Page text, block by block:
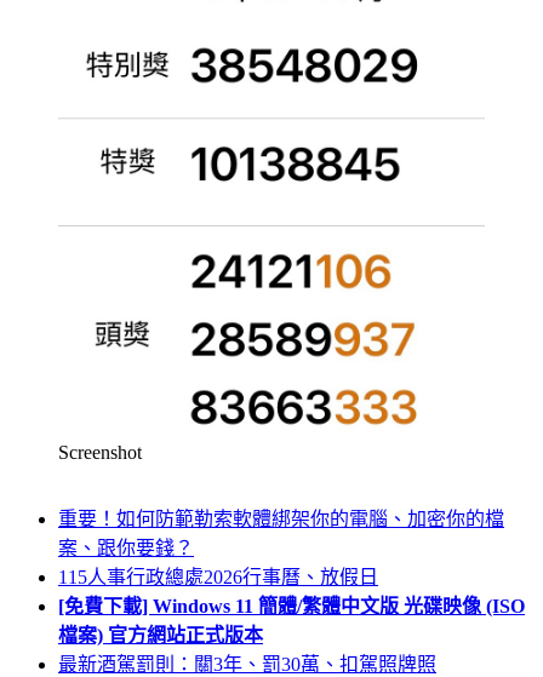
Screenshot
重要！如何防範勒索軟體綁架你的電腦、加密你的檔
案、跟你要錢？
115人事行政總處2026行事曆、放假日
[免費下載] Windows 11 簡體/繁體中文版 光碟映像 (ISO
檔案) 官方網站正式版本
最新酒駕罰則：關3年、罰30萬、扣駕照牌照